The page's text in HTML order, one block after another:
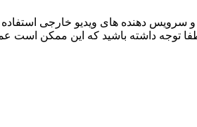
دهنده های ویدیو خارجی
توجه داشته باشید که این ممکن